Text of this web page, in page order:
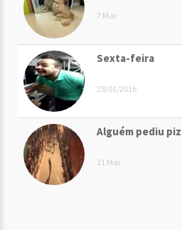
7 Mar
Sexta-feira
28/01/2016
Alguém pediu
11 Mai